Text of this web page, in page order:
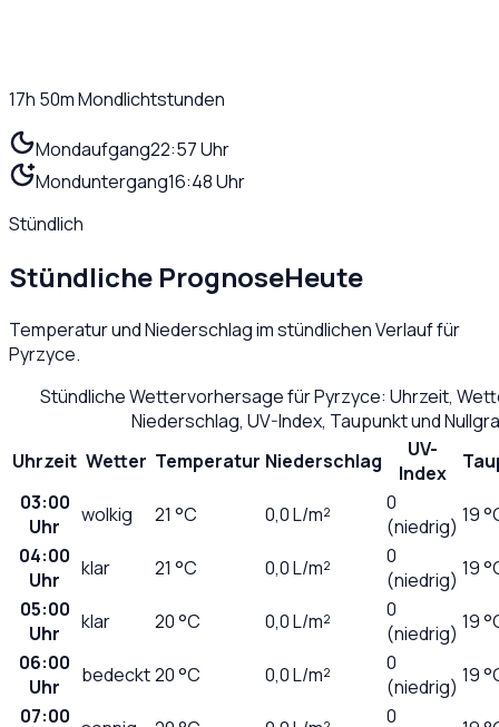
17h 50mMondlichtstunden
Mondaufgang22:57 Uhr
Monduntergang16:48 Uhr
Stündlich
Stündliche PrognoseHeute
Temperatur und Niederschlag im stündlichen Verlauf für
Pyrzyce.
Stündliche Wettervorhersage fürPyrzyce: Uhrzeit,
Niederschlag, UV-Index, Taupunkt und
Uhrzeit Wetter Temperatur Niederschlag
UV-
Index
03:00
Uhr
wolkig 21 °C 0,0L/m²
0
(niedrig) 19
04:00
Uhr
klar 21 °C 0,0L/m²
0
(niedrig) 19
05:00
Uhr
klar 20°C 0,0L/m²
0
(niedrig) 19
06:00
Uhr
bedeckt20°C 0,0L/m²
0
(niedrig) 19
07:00
0